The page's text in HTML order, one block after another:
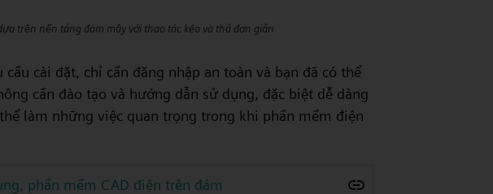
trên nền tảng đám mây với thao tác kéo và thả đơn giản
cầu cài đặt, chỉ cần đăng nhập an toàn và bạn đã có thể
cần đào tạo và hướng dẫn sử dụng, đặc biệt dễ dàng
làm những việc quan trọng trong khi phần mềm điện
phần mềm CAD điện trên đám